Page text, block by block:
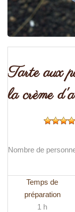
Tarte aux
la crème
Nombre de
Temps de
préparation
1 h